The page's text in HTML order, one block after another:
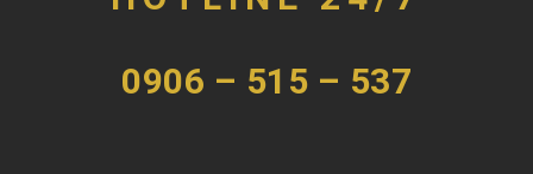
0906 – 515 – 537